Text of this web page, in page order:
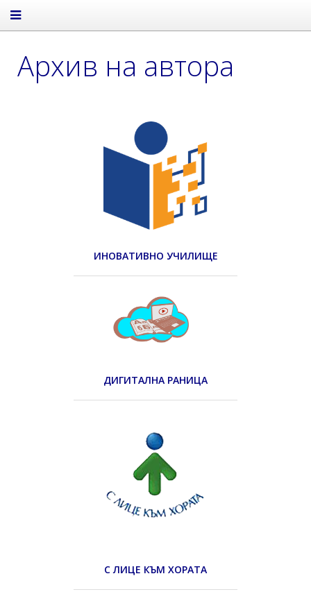
Архив на автора
ИНОВАТИВНО УЧИЛИЩЕ
ДИГИТАЛНА РАНИЦА
С ЛИЦЕ КЪМ ХОРАТА